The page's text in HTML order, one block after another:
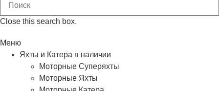
Close this search box.
Меню
Яхты и Катера в наличии
Моторные Суперяхты
Моторные Яхты